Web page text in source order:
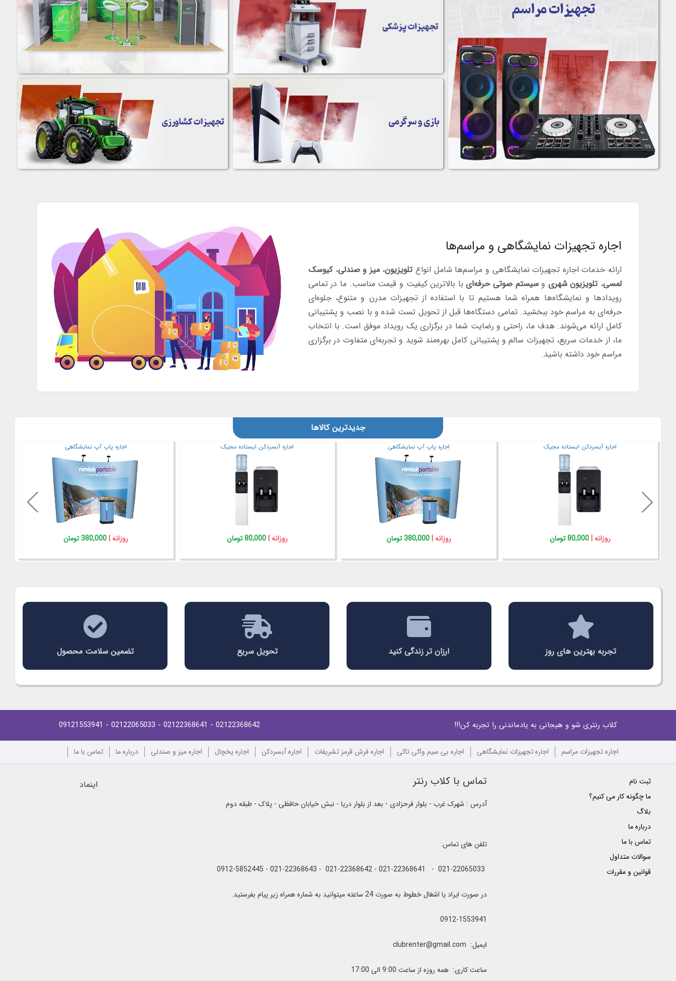
اجاره تجهیزات نمایشگاهی و مراسم‌ها
ارائه خدمات اجاره تجهیزات نمایشگاهی و مراسم‌ها شامل انواع تلویزیون،میز و صندلی،کیوسک
لمسی، تلویزیون شهری وسیستم صوتی حرفه‌ایبا بالاترین کیفیت و قیمت مناسب. ما در تمامی
رویدادها و نمایشگاه‌ها همراه شما هستیم تا با استفاده از تجهیزات مدرن و متنوع، جلوه‌ای
حرفه‌ای به مراسم خود ببخشید. تمامی دستگاه‌ها قبل از تحویل تست شده و با نصب و پشتیبانی
کامل ارائه می‌شوند. هدف ما، راحتی و رضایت شما در برگزاری یک رویداد موفق است. با انتخاب
ما، از خدمات سریع، تجهیزات سالم و پشتیبانی کامل بهره‌مند شوید و تجربه‌ای متفاوت در برگزاری
مراسم خود داشته باشید.
جدیدترین کالاها
اجاره پاپ آپ نمایشگاهی
روزانه | 380,000 تومان
اجاره آبسردکن ایستاده مجیک
روزانه |80,000 تومان
اجاره آبسردکن ایستاده مجیک
روزانه | 80,000 تومان
اجاره آبسردکن ایستاده مجیک
روزانه |80,000 تومان
تجربه بهترین های روز ارزان تر زندگی کنید تحویل سریع تضمین سلامت محصول
کلاب رنتری شو و هیجانی به یادماندنی را تجربه کن!!! 02122368642
- 02122368641
- 02122065033
- 09121553941
اجاره تجهیزات مراسم اجاره تجهیزات نمایشگاهی اجاره بی سیم واکی تاکی اجاره فرش قرمز تشریفات اجاره آبسردکن اجاره یخچال اجاره میز و صندلی درباره ما تماس با ما
ثبت نام
ما چگونه کار می کنیم؟
بلاگ
درباره ما
تماس با ما
سوالات متداول
قوانین و مقررات
تماس با کلاب رنتر
آدرس : شهرک غرب - بلوار فرحزادی - بعد از بلوار دریا - نبش خیابان حافظی - پلاک - طبقه دوم
تلفن های تماس:
در صورت ایراد یا اشغال خطوط به صورت 24 ساعته میتوانید به شماره همراه زیر پیام بفرستید.
0912-1553941
ایمیل: clubrenter@gmail.com
ساعت کاری: همه روزه از ساعت 9:00 الی 17:00
اینماد